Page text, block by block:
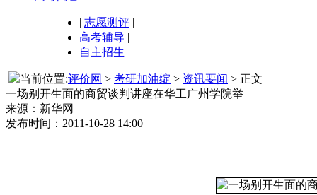
| 志愿测评 |
高考辅导 |
自主招生
当前位置:评价网 > 考研加油绽 > 资讯要闻 > 正文
一场别开生面的商贸谈判讲座在华工广州学院举
来源：新华网
发布时间：2011-10-28 14:00